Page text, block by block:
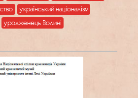
український націоналізм
уродженець Волині